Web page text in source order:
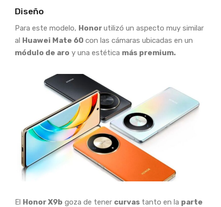
Diseño
Para este modelo, Honorutilizó un aspecto muy similar
al Huawei Mate 60 con las cámaras ubicadas en un
módulo de aro y una estética más premium.
El Honor X9b goza de tener curvas tanto en la parte